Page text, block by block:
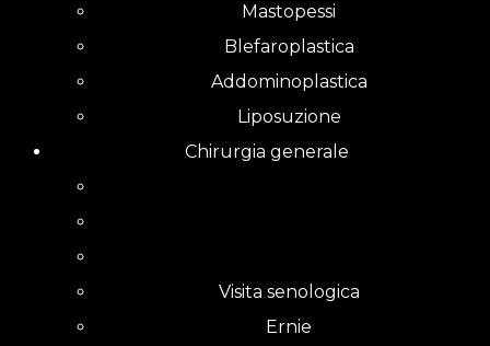
Mastopessi
Blefaroplastica
Addominoplastica
Liposuzione
Chirurgia generale
Visita senologica
Ernie